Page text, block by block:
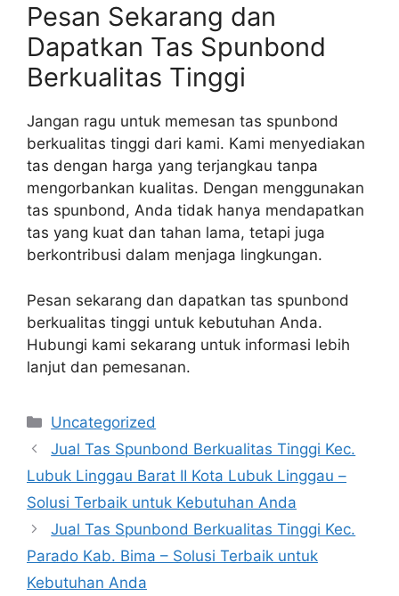
Pesan Sekarang dan
Dapatkan Tas Spunbond
Berkualitas Tinggi
Jangan ragu untuk memesan tas spunbond
berkualitas tinggi dari kami. Kami menyediakan
tas dengan harga yang terjangkau tanpa
mengorbankan kualitas. Dengan menggunakan
tas spunbond, Anda tidak hanya mendapatkan
tas yang kuat dan tahan lama, tetapi juga
berkontribusi dalam menjaga lingkungan.
Pesan sekarang dan dapatkan tas spunbond
berkualitas tinggi untuk kebutuhan Anda.
Hubungi kami sekarang untuk informasi lebih
lanjut dan pemesanan.
Categories
Uncategorized
Jual Tas Spunbond Berkualitas Tinggi Kec.
Lubuk Linggau Barat II Kota Lubuk Linggau –
Solusi Terbaik untuk Kebutuhan Anda
Jual Tas Spunbond Berkualitas Tinggi Kec.
Parado Kab. Bima – Solusi Terbaik untuk
Kebutuhan Anda